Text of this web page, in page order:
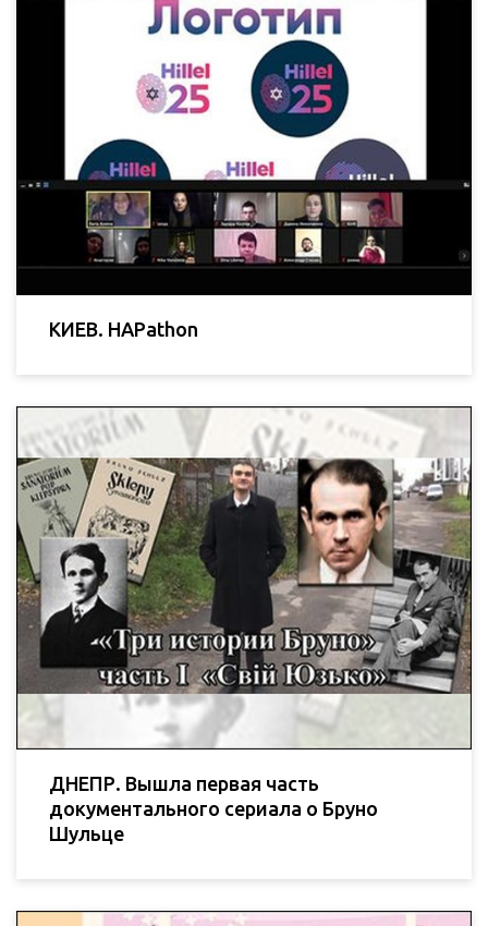
КИЕВ. HAPathon
ДНЕПР. Вышла первая часть
документального сериала о Бруно
Шульце